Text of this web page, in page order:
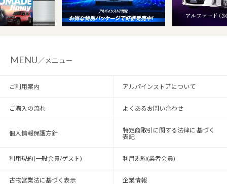
MENU／メニュー
ご利用案内 アルパインストアについて
ご購入の流れ よくあるお問い合わせ
個人情報保護方針
特定商取引に関する法律に 基づく
表記
利用規約(一般会員/ゲスト) 利用規約(業者会員)
古物営業法に基づく表示 企業情報